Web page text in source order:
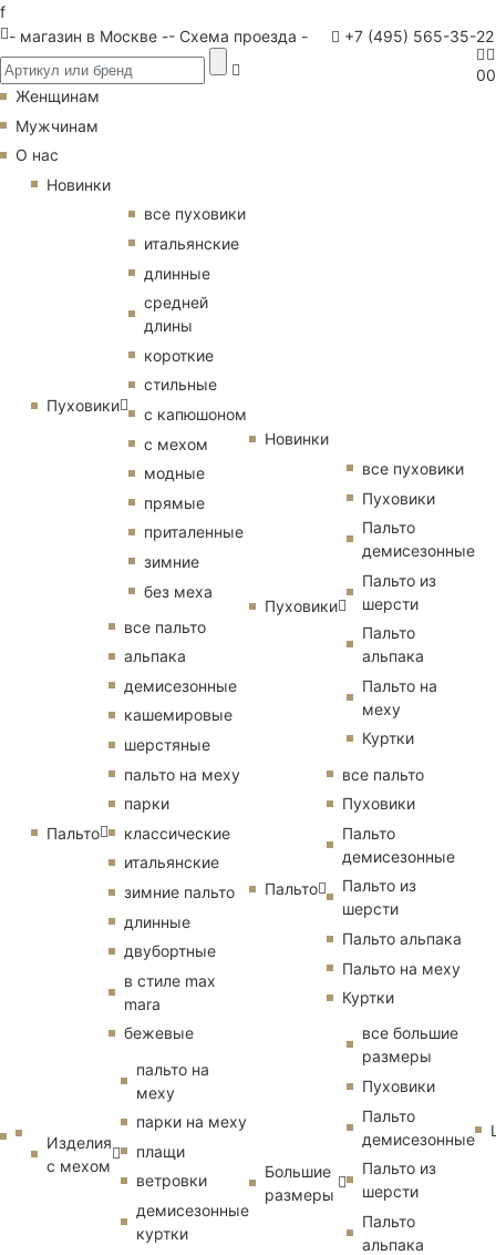
f
- магазин в Москве -- Схема проезда - +7 (495) 565-35-22
00
Женщинам
Мужчинам
О нас
Новинки
Пуховики
все пуховики
итальянские
длинные
средней
длины
короткие
стильные
с капюшоном
с мехом
модные
прямые
приталенные
зимние
без меха
Пальто
все пальто
альпака
демисезонные
кашемировые
шерстяные
пальто на меху
парки
классические
итальянские
зимние пальто
длинные
двубортные
в стиле max
mara
бежевые
Изделия
с мехом
пальто на
меху
парки на меху
плащи
ветровки
демисезонные
куртки
Новинки
Пуховики
все пуховики
Пуховики
Пальто
демисезонные
Пальто из
шерсти
Пальто
альпака
Пальто на
меху
Куртки
Пальто
все пальто
Пуховики
Пальто
демисезонные
Пальто из
шерсти
Пальто альпака
Пальто на меху
Куртки
Большие
размеры
все большие
размеры
Пуховики
Пальто
демисезонные
Пальто из
шерсти
Пальто
альпака